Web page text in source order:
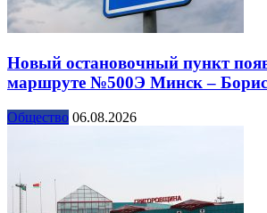
Новый остановочный пункт
маршруте №500Э Минск –
Общество 06.08.2026